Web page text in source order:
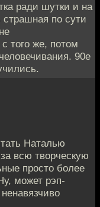
ради шутки и на
по сути
того же, потом
90е
Наталью
всю творческую
просто более
может рэп-